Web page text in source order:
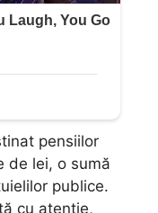
pensiilor
de lei, o sumă
publice.
cu atenție,